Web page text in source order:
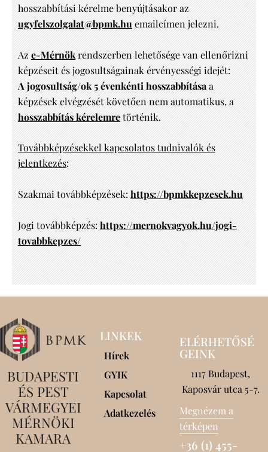
hosszabbítási kérelme benyújtásakor az
ugyfelszolgalat@bpmk.huemailcímen jelezni.
Aze-Mérnökrendszerben lehetősége van ellenőrizni
képzéseit és jogosultságainak érvényességi idejét:
A jogosultság/ok 5 évenkénti hosszabbításaa
képzések elvégzését követően nem automatikus, a
hosszabbítás kérelemretörténik.
Továbbképzésekkel kapcsolatos tudnivalók és
jelentkezés:
Szakmai továbbképzések:https://bpmkkepzesek.hu
Jogi továbbképzés:https://mernokvagyok.hu/jogi-
tovabbkepzes/
BUDAPESTI
ÉS PEST
VÁRMEGYEI
MÉRNÖKI
KAMARA
LINKEK
Hírek
GYIK
Kapcsolat
Adatkezelés
ELÉRHETŐSÉ
GEINK
1117 Budapest,
Kaposvár utca 5-7.
Megnézem a
térképen
+36 (1) 455-